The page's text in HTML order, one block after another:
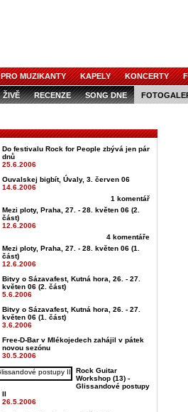
PRO MUZIKANTY KAPELY KONCERTY
ŽIVĚ RECENZE SONG DNE
Do festivalu Rock for People zbývá jen pár
dnů
25.6.2006
Ouvalskej bigbít, Úvaly, 3. červen 06
14.6.2006
1 komentář
Mezi ploty, Praha, 27. - 28. květen 06 (2.
část)
12.6.2006
4 komentáře
Mezi ploty, Praha, 27. - 28. květen 06 (1.
část)
12.6.2006
Bitvy o Sázavafest, Kutná hora, 26. - 27.
květen 06 (2. část)
5.6.2006
Bitvy o Sázavafest, Kutná hora, 26. - 27.
květen 06 (1. část)
3.6.2006
Free-D-Bar v Mlékojedech zahájil v pátek
novou sezónu
30.5.2006
Rock Guitar
Workshop (13) -
Glissandové postupy
II
26.5.2006